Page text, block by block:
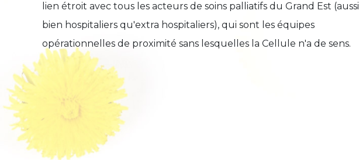
lien étroit avec tous les acteurs de soins palliatifs du Grand Est (aussi
bien hospitaliers qu'extra hospitaliers), qui sont les équipes
opérationnelles de proximité sans lesquelles la Cellule n'a de sens.